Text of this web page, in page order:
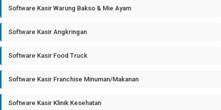
Software Kasir Warung Bakso & Mie Ayam
Software Kasir Angkringan
Software Kasir Food Truck
Software Kasir Franchise Minuman/Makanan
Software Kasir Klinik Kesehatan